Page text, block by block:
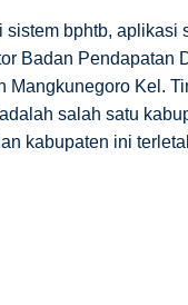
sistem bphtb, aplikasi
Badan Pendapatan
Mangkunegoro Kel.
salah satu
kabupaten ini